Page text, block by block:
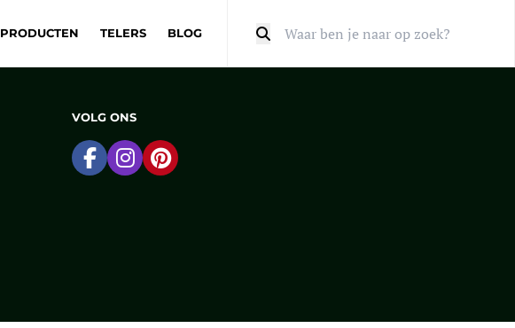
PRODUCTEN TELERS BLOG
VOLG ONS
Ga naar Facebook
Ga naar Instagram
Ga naar Pinterest